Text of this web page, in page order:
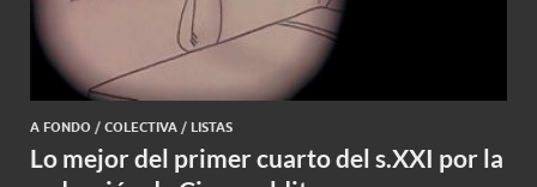
A FONDO / COLECTIVA / LISTAS
Lo mejor del primer cuarto del s.XXI por la